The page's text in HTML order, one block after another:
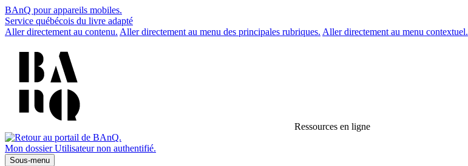
BAnQ pour appareils mobiles.
Service québécois du livre adapté
Aller directement au contenu. Aller directement au menu des principales rubriques. Aller directement au menu contextuel.
Ressources en ligne
Mon dossier Utilisateur non authentifié.
Sous-menu